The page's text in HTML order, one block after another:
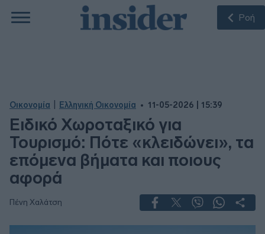
Ροή
Οικονομία Ελληνική Οικονομία 11-05-2026 | 15:39
Ειδικό Χωροταξικό για
Τουρισμό: Πότε «κλειδώνει», τα
επόμενα βήματα και ποιους
αφορά
Πένη Χαλάτση